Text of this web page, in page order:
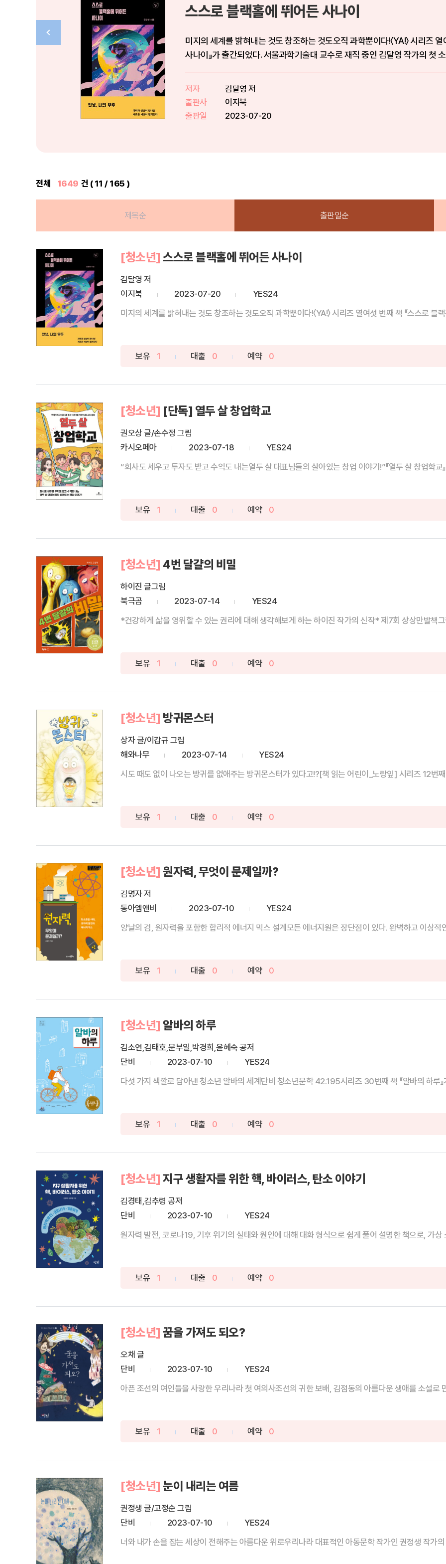
스스로 블랙홀에 뛰어든 사나이
미지의 세계를 밝혀내는 것도 창조하는 것도오직 과학뿐이다!〈YA!〉 시리즈
사나이』가 출간되었다. 서울과학기술대 교수로 재직 중인 김달영 작가의 첫
저자
김달영 저
출판사
이지북
출판일
2023-07-20
전체 1649 건 ( 11 / 165 )
제목순 출판일순
[청소년] 스스로 블랙홀에 뛰어든 사나이
김달영 저
이지북
2023-07-20
YES24
미지의 세계를 밝혀내는 것도 창조하는 것도오직 과학뿐이다!〈YA!〉 시리즈 열여섯 번째 책 『스스로 블
보유 1 대출 0 예약 0
[청소년] [단독] 열두 살 창업학교
권오상 글/손수정 그림
카시오페아
2023-07-18
YES24
“회사도 세우고 투자도 받고 수익도 내는열두 살 대표님들의 살아있는 창업 이야기!”『열두 살 창업학교
보유 1 대출 0 예약 0
[청소년] 4번 달걀의 비밀
하이진 글그림
북극곰
2023-07-14
YES24
*건강하게 삶을 영위할 수 있는 권리에 대해 생각해보게 하는 하이진 작가의 신작* 제7회 상상만발책그
보유 1 대출 0 예약 0
[청소년] 방귀몬스터
상자 글/이갑규 그림
해와나무
2023-07-14
YES24
시도 때도 없이 나오는 방귀를 없애주는 방귀몬스터가 있다고!?[책 읽는 어린이_노랑잎] 시리즈 12번째
보유 1 대출 0 예약 0
[청소년] 원자력, 무엇이 문제일까?
김명자 저
동아엠앤비
2023-07-10
YES24
양날의 검, 원자력을 포함한 합리적 에너지 믹스 설계모든 에너지원은 장단점이 있다. 완벽하고 이상적
보유 1 대출 0 예약 0
[청소년] 알바의 하루
김소연,김태호,문부일,박경희,윤혜숙 공저
단비
2023-07-10
YES24
다섯 가지 색깔로 담아낸 청소년 알바의 세계단비 청소년문학 42.195시리즈 30번째 책 『알바의 하루
보유 1 대출 0 예약 0
[청소년] 지구 생활자를 위한 핵, 바이러스, 탄소 이야기
김경태,김추령 공저
단비
2023-07-10
YES24
원자력 발전, 코로나19, 기후 위기의 실태와 원인에 대해 대화 형식으로 쉽게 풀어 설명한 책으로, 가상
보유 1 대출 0 예약 0
[청소년] 꿈을 가져도 되오?
오채 글
단비
2023-07-10
YES24
아픈 조선의 여인들을 사랑한 우리나라 첫 여의사조선의 귀한 보배, 김점동의 아름다운 생애를 소설로
보유 1 대출 0 예약 0
[청소년] 눈이 내리는 여름
권정생 글/고정순 그림
단비
2023-07-10
YES24
너와 내가 손을 잡는 세상이 전해주는 아름다운 위로우리나라 대표적인 아동문학 작가인 권정생 작가